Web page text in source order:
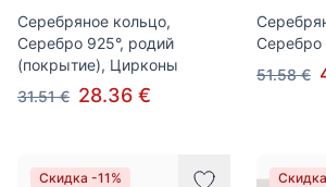
Серебряное кольцо,
Серебро 925°, родий
(покрытие), Цирконы
31.51 € 28.36 €
Серебро
51.58 €
Скидка -11%